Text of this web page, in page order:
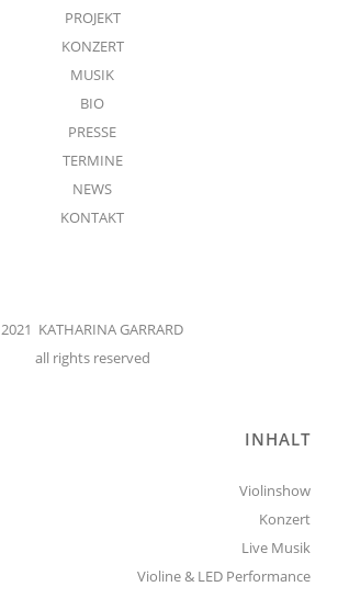
PROJEKT
KONZERT
MUSIK
BIO
PRESSE
TERMINE
NEWS
KONTAKT
2021 KATHARINA GARRARD
all rights reserved
INHALT
Violinshow
Konzert
Live Musik
Violine & LED Performance